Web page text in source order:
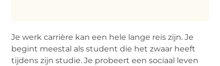
Je werk carrière kan een hele lange reis zijn. Je
begint meestal als student die het zwaar heeft
tijdens zijn studie. Je probeert een sociaal leven